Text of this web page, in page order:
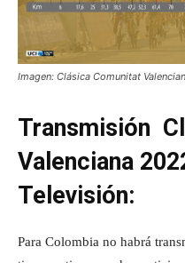
Imagen: Clásica Comunitat
Transmisión
Valenciana
Televisión:
Para Colombia no habrá